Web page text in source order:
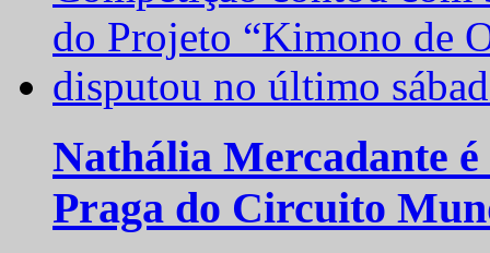
Nathália Mercadante
Praga do Circuito